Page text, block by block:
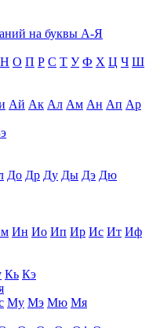
на буквы А-Я
Н О П Р С Т У Ф Х Ц Ч Ш
Ай Ак Ал Ам Ан Ап Ар
До Др Ду Ды Дэ Дю
Ин Ио Ип Ир Ис Ит Иф
Кь Кэ
Му Мэ Мю Мя